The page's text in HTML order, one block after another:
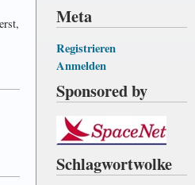
Meta
Registrieren
Anmelden
Sponsored by
Schlagwortwolke